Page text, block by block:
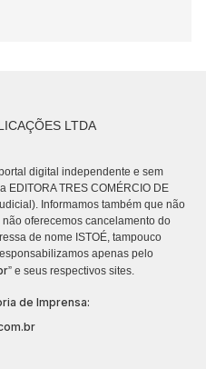
LTDA
digital independente e sem
EDITORA TRES COMÉRCIO DE
Informamos também que não
oferecemos cancelamento do
de nome ISTOÉ, tampouco
apenas pelo
” e seus respectivos sites.
de Imprensa: